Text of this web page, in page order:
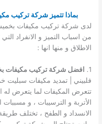
بماذا تتميز شركة تركيب
لدى شركة تركيب مكيفات
من اسباب التميز و الانفراد
الاطلاق و منها انها :
1. افضل شركة تركيب مكيفات
فلبيني | تمديد مكيفات
تتعرض المكيفات لما يتعرض له
الأتربة و الترسيبات ، و
الانسداد و الطفح ، تختلف